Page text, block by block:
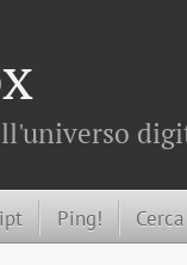
Ping! Cerca